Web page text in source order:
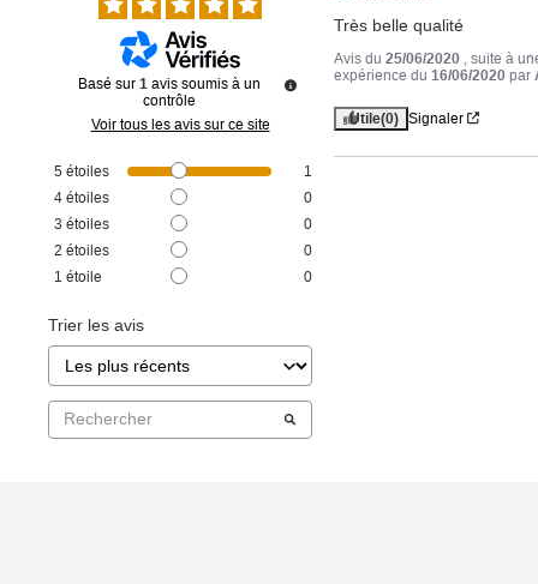
Basé sur 1 avis soumis à un
contrôle
Voir tous les avis sur ce site
5 étoiles
1
4 étoiles
0
3 étoiles
0
2 étoiles
0
1 étoile 0
Trier les avis
Très belle qualité
Avis du 25/06/2020 , suite à
expérience du 16/06/2020 par
Utile(0) Signaler